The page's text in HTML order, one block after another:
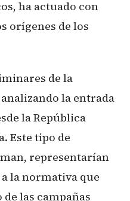
ha actuado con
orígenes de los
de la
la entrada
la República
Este tipo de
representarían
la normativa que
las campañas